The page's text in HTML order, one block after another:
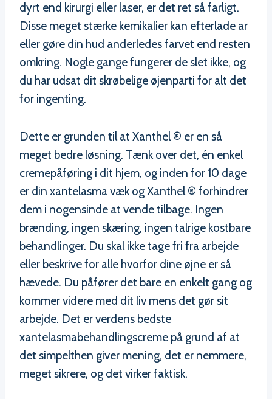
dyrt end kirurgi eller laser, er det ret så farligt.
Disse meget stærke kemikalier kan efterlade ar
eller gøre din hud anderledes farvet end resten
omkring. Nogle gange fungerer de slet ikke, og
du har udsat dit skrøbelige øjenparti for alt det
for ingenting.
Dette er grunden til at Xanthel ® er en så
meget bedre løsning. Tænk over det, én enkel
cremepåføring i dit hjem, og inden for 10 dage
er din xantelasma væk og Xanthel ® forhindrer
dem i nogensinde at vende tilbage. Ingen
brænding, ingen skæring, ingen talrige kostbare
behandlinger. Du skal ikke tage fri fra arbejde
eller beskrive for alle hvorfor dine øjne er så
hævede. Du påfører det bare en enkelt gang og
kommer videre med dit liv mens det gør sit
arbejde. Det er verdens bedste
xantelasmabehandlingscreme på grund af at
det simpelthen giver mening, det er nemmere,
meget sikrere, og det virker faktisk.